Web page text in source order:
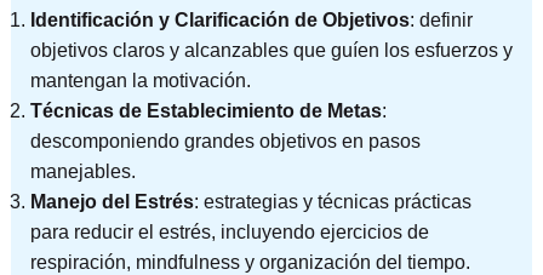
Identificación y Clarificación de Objetivos: definir
objetivos claros y alcanzables que guíen los esfuerzos y
mantengan la motivación.
Técnicas de Establecimiento de Metas:
descomponiendo grandes objetivos en pasos
manejables.
Manejo del Estrés: estrategias y técnicas prácticas
para reducir el estrés, incluyendo ejercicios de
respiración, mindfulness y organización del tiempo.